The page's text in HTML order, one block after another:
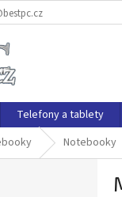
Telefony a tablety
Notebooky